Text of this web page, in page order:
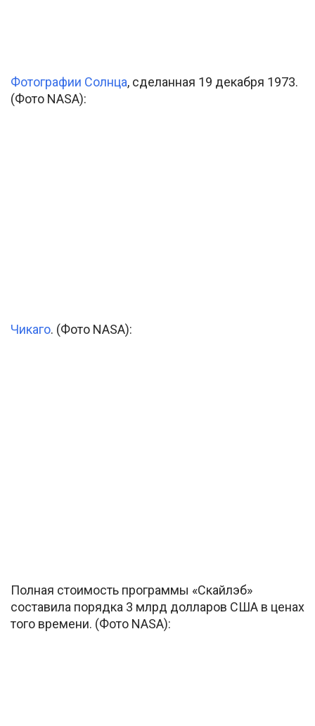
Фотографии Солнца, сделанная 19 декабря 1973.
(Фото NASA):
Чикаго. (Фото NASA):
Полная стоимость программы «Скайлэб»
составила порядка 3 млрд долларов США в ценах
того времени. (Фото NASA):